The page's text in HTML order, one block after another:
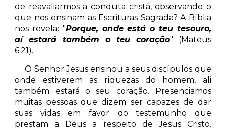
de reavaliarmos a conduta cristã, observando o
que nos ensinam as Escrituras Sagrada? A Bíblia
nos revela: "Porque, onde está o teu tesouro,
aí estará também o teu coração" (Mateus
6.21).
O Senhor Jesus ensinou a seus discípulos que
onde estiverem as riquezas do homem, ali
também estará o seu coração. Presenciamos
muitas pessoas que dizem ser capazes de dar
suas vidas em favor do testemunho que
prestam a Deus a respeito de Jesus Cristo.